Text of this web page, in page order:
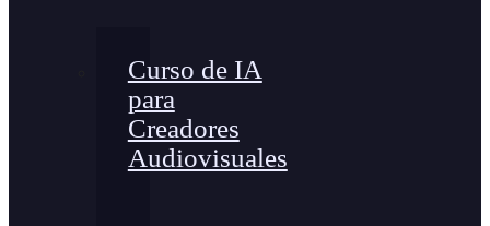
Curso de IA
para
Creadores
Audiovisuales